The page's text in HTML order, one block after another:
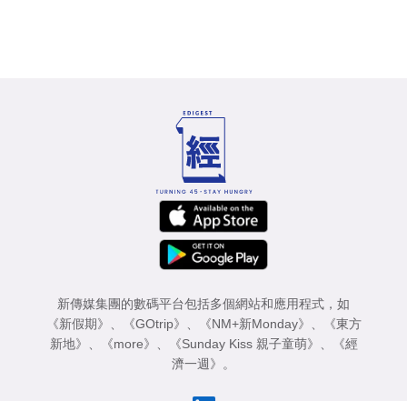
新傳媒集團的數碼平台包括多個網站和應用程式，如
《新假期》 、 《GOtrip》 、 《NM+新Monday》 、
《東方
新地》 、 《more》 、 《Sunday Kiss 親子童萌》 、
《經
濟一週》 。